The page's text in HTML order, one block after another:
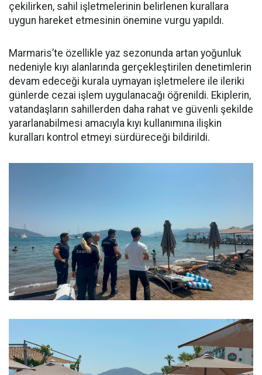
çekilirken, sahil işletmelerinin belirlenen kurallara
uygun hareket etmesinin önemine vurgu yapıldı.
Marmaris’te özellikle yaz sezonunda artan yoğunluk
nedeniyle kıyı alanlarında gerçekleştirilen denetimlerin
devam edeceği kurala uymayan işletmelere ile ileriki
günlerde cezai işlem uygulanacağı öğrenildi. Ekiplerin,
vatandaşların sahillerden daha rahat ve güvenli şekilde
yararlanabilmesi amacıyla kıyı kullanımına ilişkin
kuralları kontrol etmeyi sürdüreceği bildirildi.